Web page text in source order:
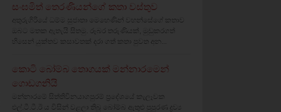
සංඝමිත් තෙරණියන්ගේ කතා වස්‌තුව
අතුරුගිරියේ ධම්ම සුජාතා මෙහෙණින් වහන්සේගේ කතාව
ඔබට මතක ඇතැයි සිතමු. රූබර තරුණියක්‌, මුඩුකරගත්
හිසෙන් යුක්‌තව කසාවතක්‌ දරා ගත් කතා පුවත අන...
කොටි බෝම්බ තොගයක් මන්නාරමෙන්
ගොඩගනියි
මන්නාරමේ සිත්තිවිනයාගපුරම් ප්‍රදේශයේ කැලෑවක
එල්.ටී.ටී.ඊ ය විසින් වළලා තිබූ බෝම්බ ඇතුළු පුපුරණ ද්‍රව්‍ය